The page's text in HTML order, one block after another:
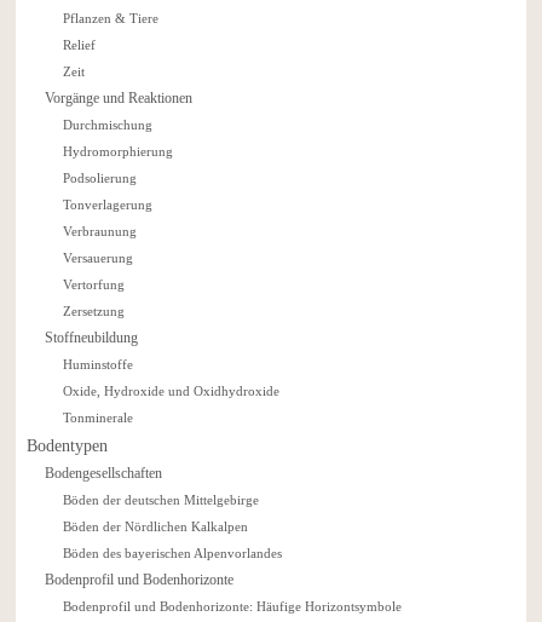
Pflanzen & Tiere
Relief
Zeit
Vorgänge und Reaktionen
Durchmischung
Hydromorphierung
Podsolierung
Tonverlagerung
Verbraunung
Versauerung
Vertorfung
Zersetzung
Stoffneubildung
Huminstoffe
Oxide, Hydroxide und Oxidhydroxide
Tonminerale
Bodentypen
Bodengesellschaften
Böden der deutschen Mittelgebirge
Böden der Nördlichen Kalkalpen
Böden des bayerischen Alpenvorlandes
Bodenprofil und Bodenhorizonte
Bodenprofil und Bodenhorizonte: Häufige Horizontsymbole